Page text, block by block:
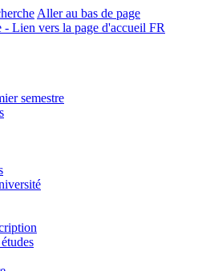
Aller au bas de page
FR
semestre